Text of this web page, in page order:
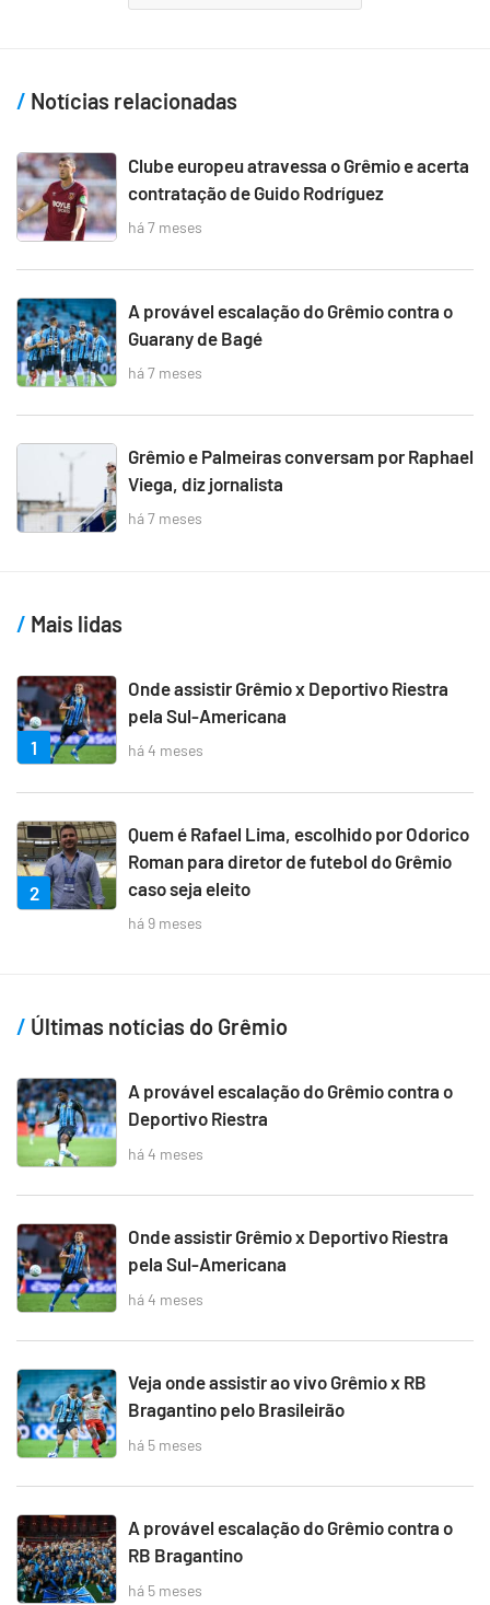
Notícias relacionadas
Clube europeu atravessa o Grêmio e acerta
contratação de Guido Rodríguez
há 7 meses
A provável escalação do Grêmio contra o
Guarany de Bagé
há 7 meses
Grêmio e Palmeiras conversam por Raphael
Viega, diz jornalista
há 7 meses
Mais lidas
1
Onde assistir Grêmio x Deportivo Riestra
pela Sul-Americana
há 4 meses
2
Quem é Rafael Lima, escolhido por Odorico
Roman para diretor de futebol do Grêmio
caso seja eleito
há 9 meses
Últimas notícias do Grêmio
A provável escalação do Grêmio contra o
Deportivo Riestra
há 4 meses
Onde assistir Grêmio x Deportivo Riestra
pela Sul-Americana
há 4 meses
Veja onde assistir ao vivo Grêmio x RB
Bragantino pelo Brasileirão
há 5 meses
A provável escalação do Grêmio contra o
RB Bragantino
há 5 meses